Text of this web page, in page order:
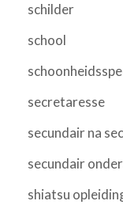
schilder
school
secretaresse
secundair na
secundair
shiatsu